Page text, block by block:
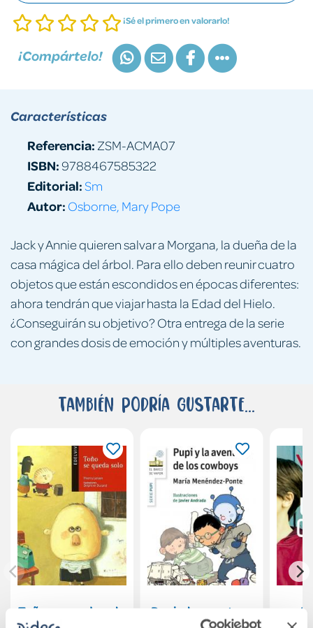
¡Sé el primero en valorarlo!
¡Compártelo!
Jack y Annie quieren salvar a Morgana, la dueña de la
casa mágica del árbol. Para ello deben reunir cuatro
objetos que están escondidos en épocas diferentes:
ahora tendrán que viajar hasta la Edad del Hielo.
¿Conseguirán su objetivo? Otra entrega de la serie
con grandes dosis de emoción y múltiples aventuras.
Características
Referencia: ZSM-ACMA07
ISBN:9788467585322
Editorial:Sm
Autor: Osborne, Mary Pope
También podría gustarte...
Toño se queda solo
Pupi y la aventura